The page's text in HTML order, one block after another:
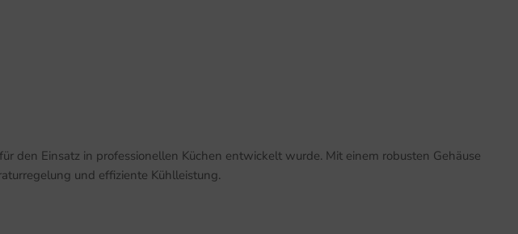
den Einsatz in professionellen Küchen entwickelt wurde. Mit einem robusten Gehäuse
und effiziente Kühlleistung.